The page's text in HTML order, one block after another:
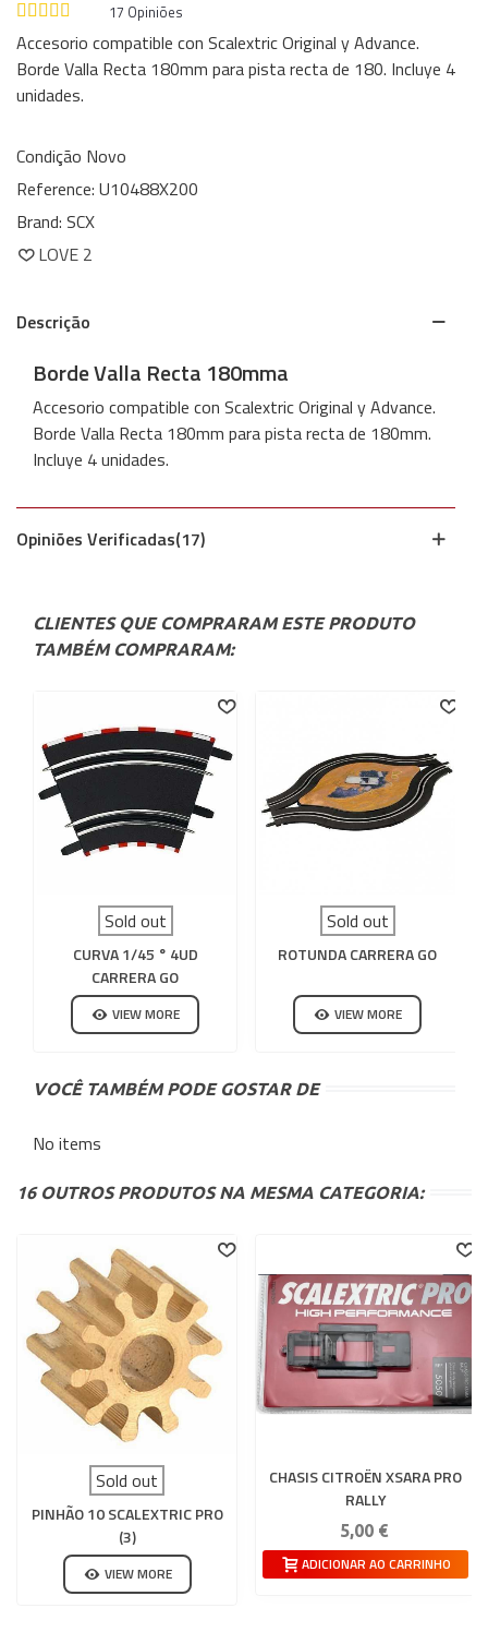
17 Opiniões
Accesorio compatible con Scalextric Original y Advance.
Borde Valla Recta 180mm para pista recta de 180. Incluye 4
unidades.
Condição Novo
Reference: U10488X200
Brand: SCX
LOVE 2
Descrição
Borde Valla Recta 180mma
Accesorio compatible con Scalextric Original y Advance.
Borde Valla Recta 180mm para pista recta de 180mm.
Incluye 4 unidades.
Opiniões Verificadas(17)
CLIENTES QUE COMPRARAM ESTE PRODUTO
TAMBÉM COMPRARAM:
Sold out
CURVA 1/45 ° 4UD
CARRERA GO
VIEW MORE
Sold out
ROTUNDA CARRERA GO
VIEW MORE
VOCÊ TAMBÉM PODE GOSTAR DE
No items
16 OUTROS PRODUTOS NA MESMA CATEGORIA:
Sold out
PINHÃO 10 SCALEXTRIC PRO
(3)
VIEW MORE
CHASIS CITROËN XSARA PRO
RALLY
5,00 €
ADICIONAR AO CARRINHO